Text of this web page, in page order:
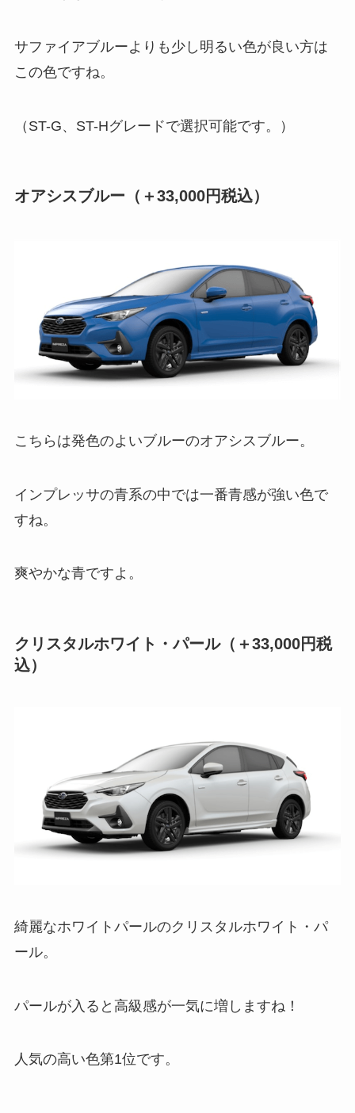
サファイアブルーよりも少し明るい色が良い方は
この色ですね。
（ST-G、ST-Hグレードで選択可能です。）
オアシスブルー （ ＋33,000円税込）
こちらは発色のよいブルーのオアシスブルー。
インプレッサの青系の中では一番青感が強い色で
すね。
爽やかな青ですよ。
クリスタルホワイト・パール（ ＋33,000円税
込）
綺麗なホワイトパールのクリスタルホワイト・パ
ール。
パールが入ると高級感が一気に増しますね！
人気の高い色第1位です。